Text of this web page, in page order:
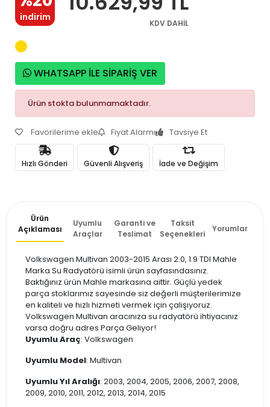
indirim KDV DAHİL
WHATSAPP İLE SİPARİŞ VER
Ürün stokta bulunmamaktadır.
Favorilerime ekle Fiyat Alarmı Tavsiye Et
Hızlı Gönderi Güvenli Alışveriş İade ve Değişim
Ürün
Açıklaması
Uyumlu
Araçlar
Garanti ve
Teslimat
Taksit
Seçenekleri
Yorumlar
Volkswagen Multivan 2003-2015 Arası 2.0, 1.9 TDI Mahle
Marka Su Radyatörü isimli ürün sayfasındasınız.
Baktığınız ürün Mahle markasına aittir. Güçlü yedek
parça stoklarımız sayesinde siz değerli müşterilerimize
en kaliteli ve hızlı hizmeti vermek için çalışıyoruz.
Volkswagen Multivan aracınıza su radyatörü ihtiyacınız
varsa doğru adres Parça Geliyor!
Uyumlu Araç: Volkswagen
Uyumlu Model: Multivan
Uyumlu Yıl Aralığı: 2003, 2004, 2005, 2006, 2007, 2008,
2009, 2010, 2011, 2012, 2013, 2014, 2015